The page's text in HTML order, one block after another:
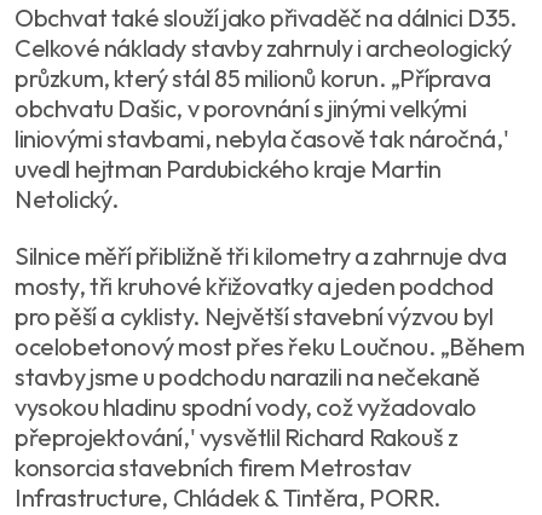
Obchvat také slouží jako přivaděč na dálnici D35.
Celkové náklady stavby zahrnuly i archeologický
průzkum, který stál 85 milionů korun. „Příprava
obchvatu Dašic, v porovnání s jinými velkými
liniovými stavbami, nebyla časově tak náročná,'
uvedl hejtman Pardubického kraje Martin
Netolický.
Silnice měří přibližně tři kilometry a zahrnuje dva
mosty, tři kruhové křižovatky a jeden podchod
pro pěší a cyklisty. Největší stavební výzvou byl
ocelobetonový most přes řeku Loučnou. „Během
stavby jsme u podchodu narazili na nečekaně
vysokou hladinu spodní vody, což vyžadovalo
přeprojektování,' vysvětlil Richard Rakouš z
konsorcia stavebních firem Metrostav
Infrastructure, Chládek & Tintěra, PORR.